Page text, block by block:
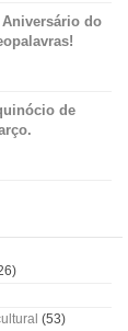
Aniversário do
de
(53)